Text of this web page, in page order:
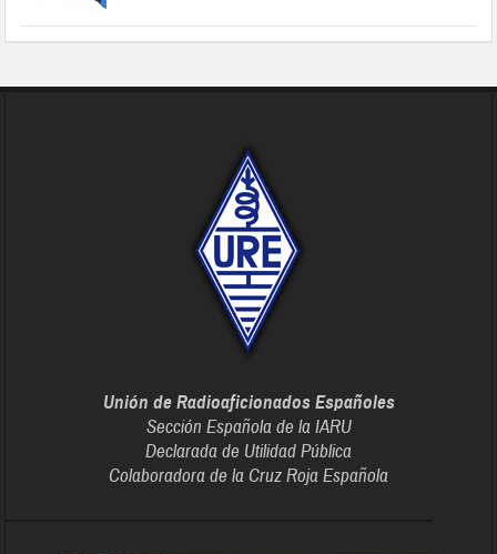
Unión de Radioaficionados Españoles
Sección Española de la IARU
Declarada de Utilidad Pública
Colaboradora de la Cruz Roja Española